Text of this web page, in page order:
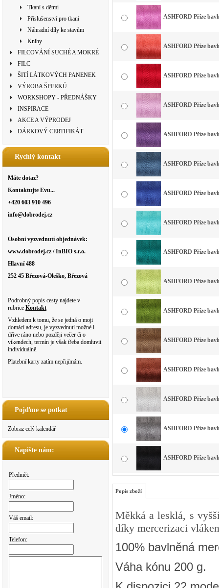
Tkaní s dětmi
Příslušenství pro tkaní
Náhradní díly ke stavům
Knihy
FILCOVÁNÍ SUCHÉ A MOKRÉ
FILC
ŠITÍ LÁTKOVÝCH PANENEK
VÝROBA ŠPERKŮ
WORKSHOPY - PŘEDNÁŠKY
INSPIRACE
AKCE A VÝPRODEJ
DÁRKOVÝ CERTIFIKÁT
Rychlý kontakt
Máte dotaz?
Kontaktujte Evu...
+420 603 910 496
info@dobrodej.cz
Osobní vyzvednutí objednávek:
www.dobrodej.cz / InBIO s.r.o.
Hlavní 488
252 45 Březová-Oleško, Březová
Podrobný popis cesty najdete v
rubrice Kontakt
Vzhledem k tomu, že se jedná o moji
domácí adresu, je vyzvednutí možné i
dříve ráno nebo později večer či o
víkendech, termín je však třeba domluvit
individuálně.
Platební karty zatím nepřijímám.
Pojďme se potkat
Zobraz celý kalendář
Napište nám:
Předmět:
Jméno:
Váš email:
Telefon:
ASHFORD Příze
ASHFORD Příze
ASHFORD Příze
ASHFORD Příze
ASHFORD Příze
ASHFORD Příze
ASHFORD Příze
ASHFORD Příze
ASHFORD Příze
ASHFORD Příze
ASHFORD Příze
ASHFORD Příze
ASHFORD Příze
ASHFORD Příze
ASHFORD Příze
ASHFORD Příze
Popis zboží
Měkká a lesklá, s
díky mercerizaci
100% bavlněná
Váha kónu 200 g.